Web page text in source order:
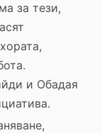
за тези,
и Обадая